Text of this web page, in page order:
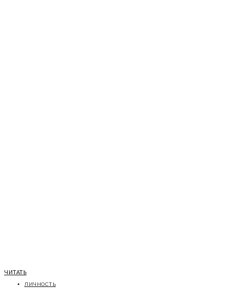
ЧИТАТЬ
ЛИЧНОСТЬ